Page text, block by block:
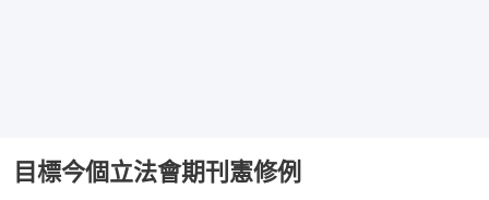
目標今個立法會期刊憲修例